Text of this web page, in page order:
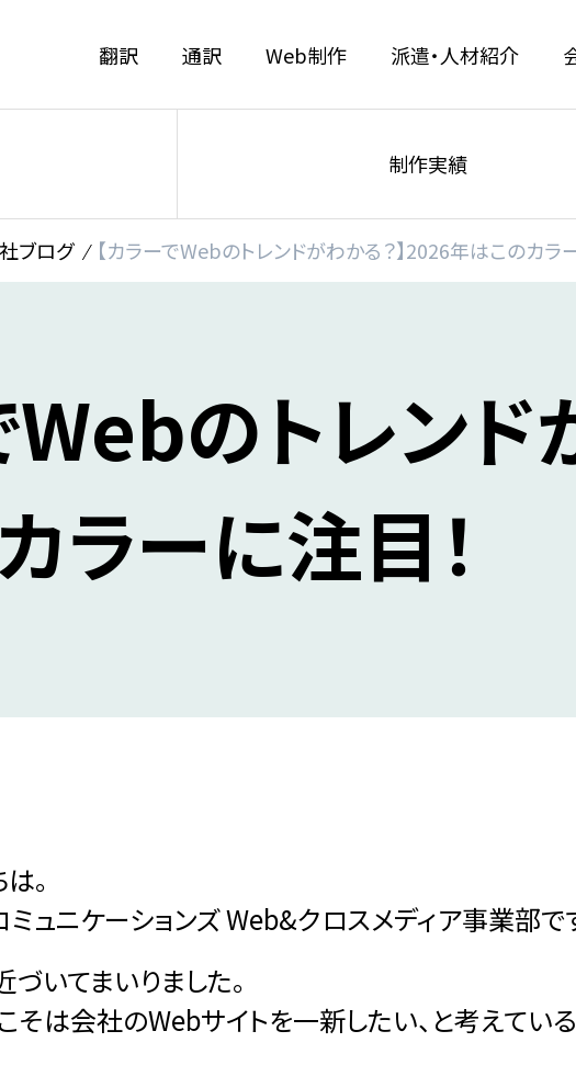
翻訳 通訳 Web制作 派遣・人材紹介
制作実績
ブログ 【カラーでWebのトレンドがわかる？】2026年はこのカラ
Webのトレン
ラーに注目！
。
ミュニケーションズ Web&クロスメディア事業部で
いてまいりました。
そは会社のWebサイトを一新したい、と考えてい